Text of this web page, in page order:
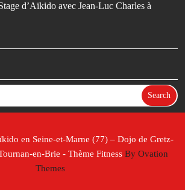
d’Aïkido avec Jean-Luc Charles à
Search
en Seine-et-Marne (77) – Dojo de Gretz-
en-Brie - Thème FitnessBy Ovation
Themes